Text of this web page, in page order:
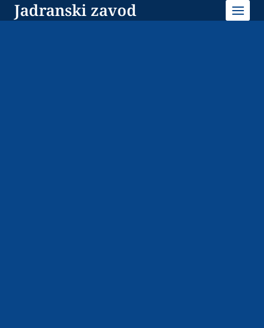
Jadranski zavod